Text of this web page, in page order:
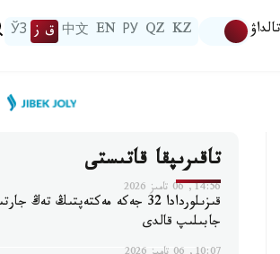
تالداۋ KZ
QZ
РУ
EN
中文 ق ز ЎЗ
تاقىرىپقا قاتىستى
14:56, 06 تامىز 2026
قىزىلوردادا 32 جەكە مەكتەپتىڭ تەڭ
جابىلىپ قالدى